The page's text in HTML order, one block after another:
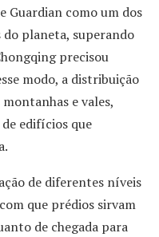
Guardian como um dos
planeta, superando
precisou
modo, a distribuição
e vales,
edifícios que
de diferentes níveis
que prédios sirvam
de chegada para